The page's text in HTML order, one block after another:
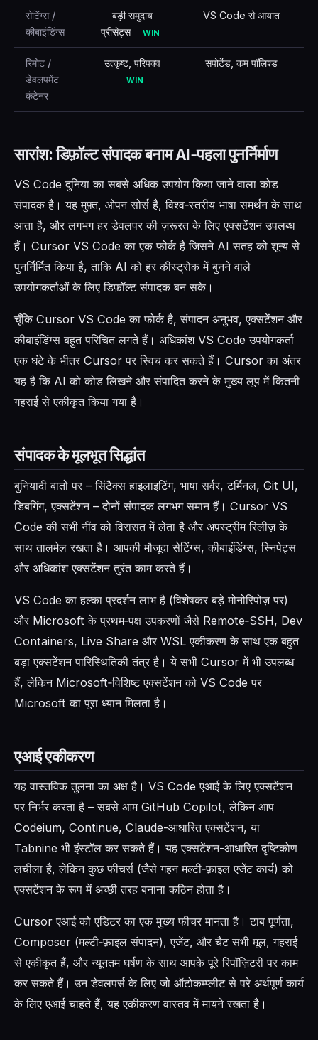
सेटिंग्स /
कीबाइंडिंग्स
बड़ी समुदाय
प्रीसेट्स
WIN
VS Code से आयात
रिमोट /
डेवलपमेंट
कंटेनर
उत्कृष्ट, परिपक्व
WIN
सपोर्टेड, कम पॉलिश्ड
सारांश: डिफ़ॉल्ट संपादक बनाम AI‑पहला पुनर्निर्माण
VS Code दुनिया का सबसे अधिक उपयोग किया जाने वाला कोड
संपादक है। यह मुफ़्त, ओपन सोर्स है, विश्व‑स्तरीय भाषा समर्थन के साथ
आता है, और लगभग हर डेवलपर की ज़रूरत के लिए एक्सटेंशन उपलब्ध
हैं। Cursor VS Code का एक फोर्क है जिसने AI सतह को शून्य से
पुनर्निर्मित किया है, ताकि AI को हर कीस्ट्रोक में बुनने वाले
उपयोगकर्ताओं के लिए डिफ़ॉल्ट संपादक बन सके।
चूँकि Cursor VS Code का फोर्क है, संपादन अनुभव, एक्सटेंशन और
कीबाइंडिंग्स बहुत परिचित लगते हैं। अधिकांश VS Code उपयोगकर्ता
एक घंटे के भीतर Cursor पर स्विच कर सकते हैं। Cursor का अंतर
यह है कि AI को कोड लिखने और संपादित करने के मुख्य लूप में कितनी
गहराई से एकीकृत किया गया है।
संपादक के मूलभूत सिद्धांत
बुनियादी बातों पर – सिंटैक्स हाइलाइटिंग, भाषा सर्वर, टर्मिनल, Git UI,
डिबगिंग, एक्सटेंशन – दोनों संपादक लगभग समान हैं। Cursor VS
Code की सभी नींव को विरासत में लेता है और अपस्ट्रीम रिलीज़ के
साथ तालमेल रखता है। आपकी मौजूदा सेटिंग्स, कीबाइंडिंग्स, स्निपेट्स
और अधिकांश एक्सटेंशन तुरंत काम करते हैं।
VS Code का हल्का प्रदर्शन लाभ है (विशेषकर बड़े मोनोरिपोज़ पर)
और Microsoft के प्रथम‑पक्ष उपकरणों जैसे Remote‑SSH, Dev
Containers, Live Share और WSL एकीकरण के साथ एक बहुत
बड़ा एक्सटेंशन पारिस्थितिकी तंत्र है। ये सभी Cursor में भी उपलब्ध
हैं, लेकिन Microsoft‑विशिष्ट एक्सटेंशन को VS Code पर
Microsoft का पूरा ध्यान मिलता है।
एआई एकीकरण
यह वास्तविक तुलना का अक्ष है। VS Code एआई के लिए एक्सटेंशन
पर निर्भर करता है – सबसे आम GitHub Copilot, लेकिन आप
Codeium, Continue, Claude-आधारित एक्सटेंशन, या
Tabnine भी इंस्टॉल कर सकते हैं। यह एक्सटेंशन-आधारित दृष्टिकोण
लचीला है, लेकिन कुछ फीचर्स (जैसे गहन मल्टी‑फ़ाइल एजेंट कार्य) को
एक्सटेंशन के रूप में अच्छी तरह बनाना कठिन होता है।
Cursor एआई को एडिटर का एक मुख्य फीचर मानता है। टाब पूर्णता,
Composer (मल्टी‑फ़ाइल संपादन), एजेंट, और चैट सभी मूल, गहराई
से एकीकृत हैं, और न्यूनतम घर्षण के साथ आपके पूरे रिपॉज़िटरी पर काम
कर सकते हैं। उन डेवलपर्स के लिए जो ऑटोकम्प्लीट से परे अर्थपूर्ण कार्य
के लिए एआई चाहते हैं, यह एकीकरण वास्तव में मायने रखता है।